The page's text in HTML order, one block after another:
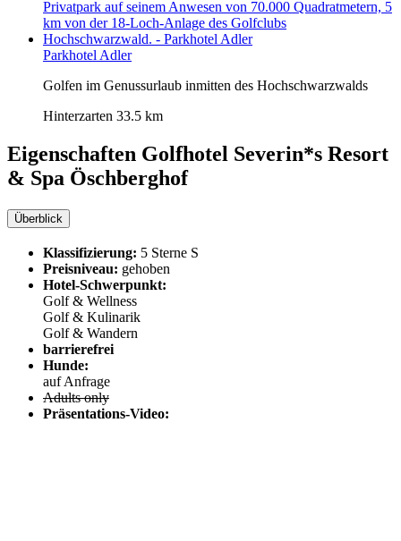
Parkhotel Adler
Golfen im Genussurlaub inmitten des Hochschwarzwalds
Hinterzarten 33.5 km
Eigenschaften Golfhotel Severin*s Resort
& Spa Öschberghof
Überblick
Klassifizierung: 5 Sterne S
Preisniveau: gehoben
Hotel-Schwerpunkt:
Golf & Wellness
Golf & Kulinarik
Golf & Wandern
barrierefrei
Hunde:
auf Anfrage
Adults only
Präsentations-Video: